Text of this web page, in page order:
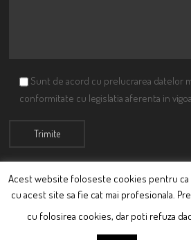
Sunt de acord cu prelucrarea datelor
conformitate cu legislatia aferenta in
© Ciutacu 2015 Parte a Imperiului
Acest website foloseste cookies pentru ca
cu acest site sa fie cat mai profesionala.
cu folosirea cookies, dar poti refuza